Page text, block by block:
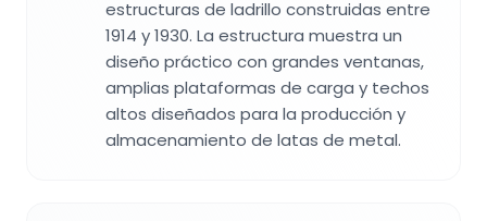
estructuras de ladrillo construidas entre
1914 y 1930. La estructura muestra un
diseño práctico con grandes ventanas,
amplias plataformas de carga y techos
altos diseñados para la producción y
almacenamiento de latas de metal.